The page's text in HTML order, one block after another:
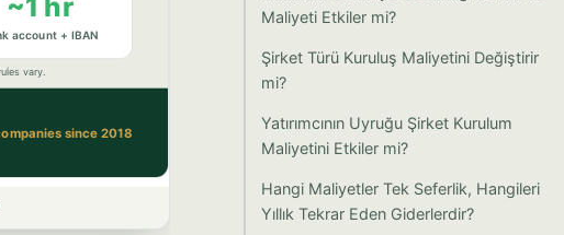
Maliyeti Etkiler mi?
Şirket Türü Kuruluş Maliyetini Değiştirir
mi?
Yatırımcının Uyruğu Şirket Kurulum
Maliyetini Etkiler mi?
Hangi Maliyetler Tek Seferlik, Hangileri
Yıllık Tekrar Eden Giderlerdir?